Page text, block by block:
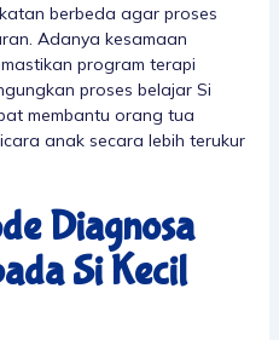
berbeda agar proses
Adanya kesamaan
program terapi
proses belajar Si
membantu orang tua
anak secara lebih terukur
Diagnosa
Si Kecil